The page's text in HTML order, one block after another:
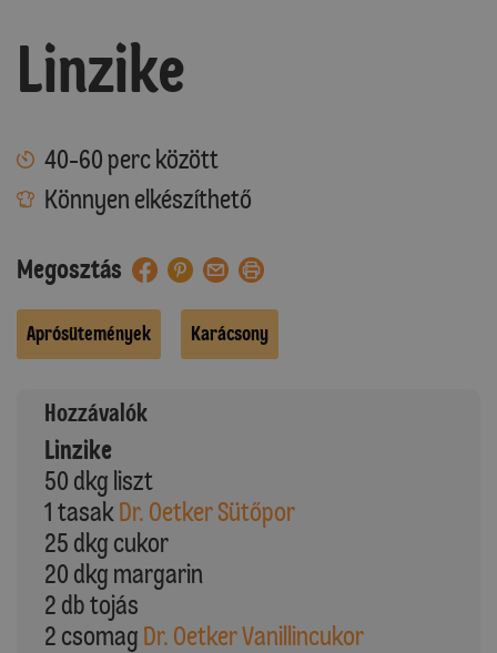
Linzike
40-60 perc között
Könnyen elkészíthető
Megosztás
Aprósütemények Karácsony
Hozzávalók
Linzike
50 dkg liszt
1 tasak Dr. Oetker Sütőpor
25 dkg cukor
20 dkg margarin
2 db tojás
2 csomag Dr. Oetker Vanillincukor